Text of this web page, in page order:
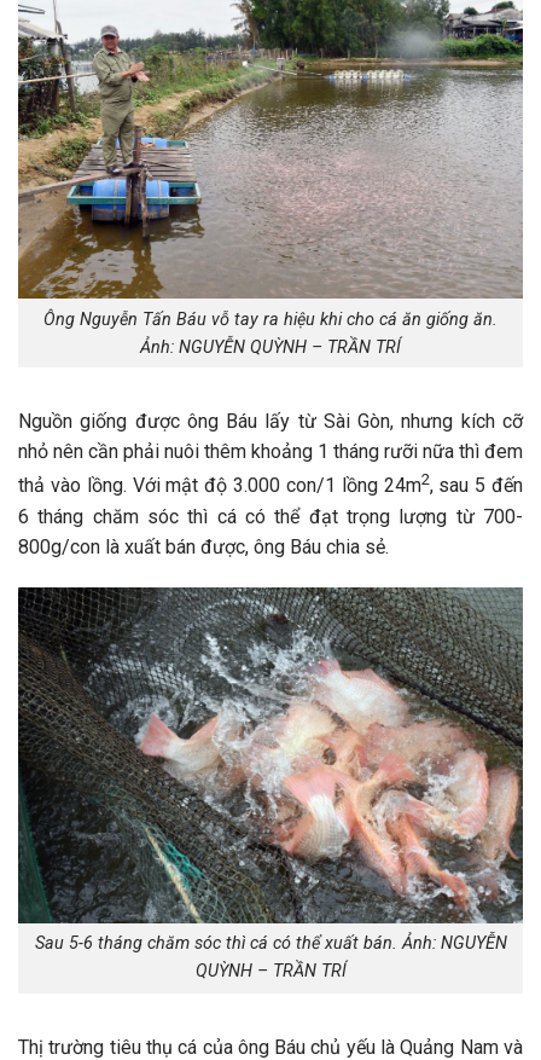
Ông Nguyễn Tấn Báu vỗ tay ra hiệu khi cho cá ăn giống ăn.
Ảnh: NGUYỄN QUỲNH – TRẦN TRÍ
Nguồn giống được ông Báu lấy từ Sài Gòn, nhưng kích cỡ
nhỏ nên cần phải nuôi thêm khoảng 1 tháng rưỡi nữa thì đem
thả vào lồng. Với mật độ 3.000 con/1 lồng 24m2, sau 5 đến
6 tháng chăm sóc thì cá có thể đạt trọng lượng từ 700-
800g/con là xuất bán được, ông Báu chia sẻ.
Sau 5-6 tháng chăm sóc thì cá có thể xuất bán. Ảnh: NGUYỄN
QUỲNH – TRẦN TRÍ
Thị trường tiêu thụ cá của ông Báu chủ yếu là Quảng Nam và